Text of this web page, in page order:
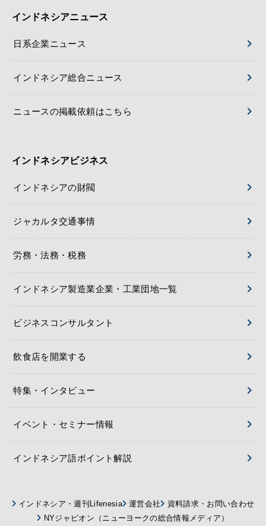
インドネシアニュース
日系企業ニュース
インドネシア総合ニュース
ニュースの掲載依頼はこちら
インドネシアビジネス
インドネシアの財閥
ジャカルタ交通事情
労務・法務・税務
インドネシア製造業企業・工業団地一覧
ビジネスコンサルタント
飲食店を開業する
特集・インタビュー
イベント・セミナー情報
インドネシア語ポイント解説
インドネシア・週刊Lifenesia 運営会社
資料請求・お問い合わせ
NYジャピオン（ニューヨークの総合情報メディア）